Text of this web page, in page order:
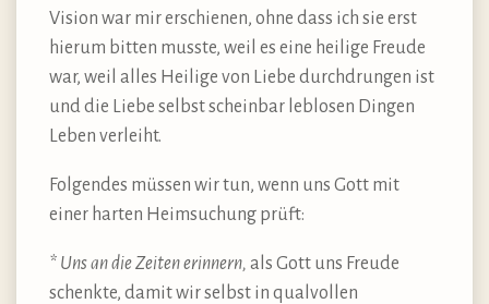
Vision war mir erschienen, ohne dass ich sie erst
hierum bitten musste, weil es eine heilige Freude
war, weil alles Heilige von Liebe durchdrungen ist
und die Liebe selbst scheinbar leblosen Dingen
Leben verleiht.
Folgendes müssen wir tun, wenn uns Gott mit
einer harten Heimsuchung prüft:
* Uns an die Zeiten erinnern, als Gott uns Freude
schenkte, damit wir selbst in qualvollen